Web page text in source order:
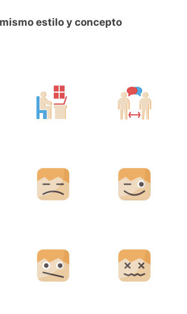
estilo y concepto